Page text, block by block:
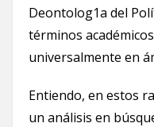
Deontolog1a del
términos
universalmente en
Entiendo, en estos
un análisis en